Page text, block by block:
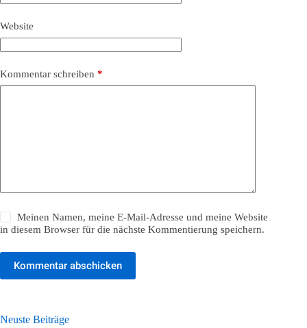
Website
Kommentar schreiben *
Meinen Namen, meine E-Mail-Adresse und meine Website
in diesem Browser für die nächste Kommentierung speichern.
Kommentar abschicken
Neuste Beiträge